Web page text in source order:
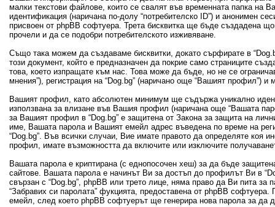
малки текстови файлове, които се свалят във временната папка на
идентификация (наричана по-долу “потребителско ID”) и анонимен
присвоен от phpBB софтуера. Трета бисквитка ще бъде създадена
прочели и да се подобри потребителското изживяване.
Също така можем да създаваме бисквитки, докато сърфирате в
този документ, който е предназначен да покрие само страниците
това, което изпращате към нас. Това може да бъде, но не се
мнения”), регистрация на “Dog.bg” (наричано още “Вашият профил”)
Вашият профил, като абсолютен минимум ще съдържа уникално
използвана за влизане във Вашия профил (наричана още “Вашата
за Вашият профил в “Dog.bg” е защитена от Закона за защита на
име, Вашата парола и Вашият емейл адрес въведена по време на
“Dog.bg”. Във всички случаи, Вие имате правото да определяте
профил, имате възможността да включите или изключите
Вашата парола е криптирана (с еднопосочен хеш) за да бъде
сайтове. Вашата парола е начинът Ви за достъп до профилът Ви в
свързан с “Dog.bg”, phpBB или трето лице, няма право да Ви пита
“Забравих си паролата” фукцията, предоставена от phpBB
емейл, след което phpBB софтуерът ще генерира нова парола за да